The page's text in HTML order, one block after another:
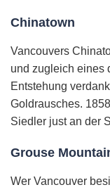
Chinatown
Vancouvers
und zugleich eines
Entstehung
Goldrausches.
Siedler just an der
Grouse
Wer Vancouver